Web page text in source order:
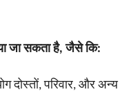
जा सकता है, जैसे कि:
दोस्तों, परिवार, और अन्य